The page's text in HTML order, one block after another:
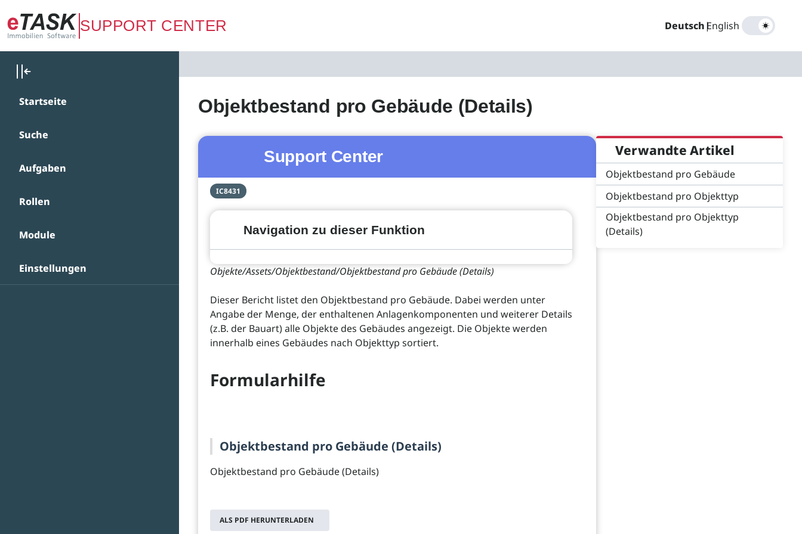
Zum Hauptinhalt springen
SUPPORT CENTER Deutsch|
English
Startseite
Suche
Aufgaben
Rollen
Module
Einstellungen
Objektbestand pro Gebäude (Details)
Support Center
IC8431
Navigation zu dieser Funktion
Objekte/Assets/Objektbestand/Objektbestand pro Gebäude (Details)
Dieser Bericht listet den Objektbestand pro Gebäude. Dabei werden unter
Angabe der Menge, der enthaltenen Anlagenkomponenten und weiterer Details
(z.B. der Bauart) alle Objekte des Gebäudes angezeigt. Die Objekte werden
innerhalb eines Gebäudes nach Objekttyp sortiert.
Formularhilfe
Objektbestand pro Gebäude (Details)
Objektbestand pro Gebäude (Details)
ALS PDF HERUNTERLADEN
Verwandte Artikel
Objektbestand pro Gebäude
Objektbestand pro Objekttyp
Objektbestand pro Objekttyp
(Details)